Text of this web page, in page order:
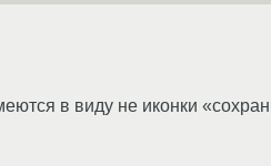
в виду не иконки